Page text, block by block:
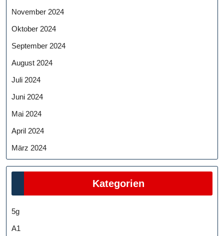
November 2024
Oktober 2024
September 2024
August 2024
Juli 2024
Juni 2024
Mai 2024
April 2024
März 2024
Kategorien
5g
A1